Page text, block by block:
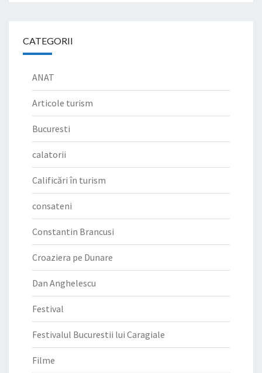
CATEGORII
ANAT
Articole turism
Bucuresti
calatorii
Calificări în turism
consateni
Constantin Brancusi
Croaziera pe Dunare
Dan Anghelescu
Festival
Festivalul Bucurestii lui Caragiale
Filme